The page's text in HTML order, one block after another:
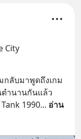
City
กลับมาพูดถึงเกม
ำนานกันแล้ว
1990... อ่าน